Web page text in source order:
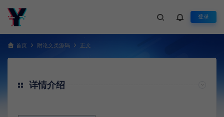
登录
首页 附论文类源码 正文
详情介绍